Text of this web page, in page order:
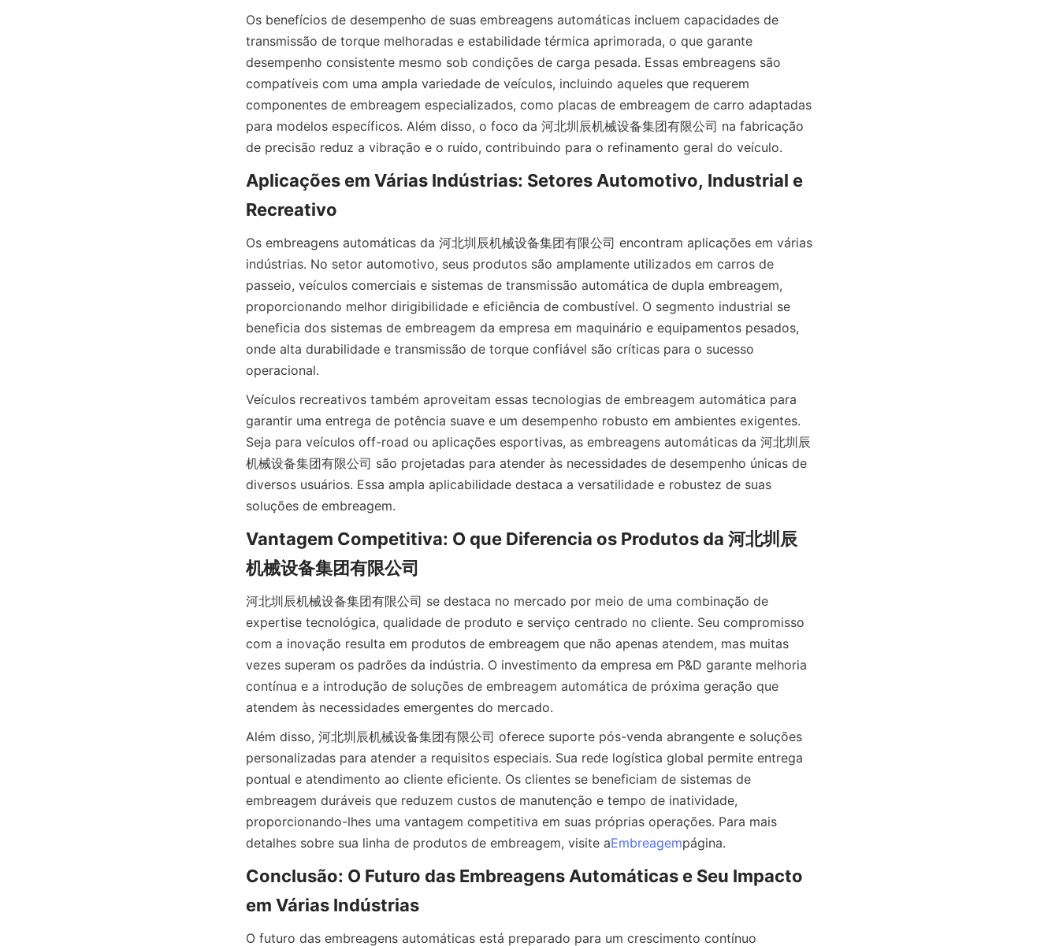
Os benefícios de desempenho de suas embreagens automáticas incluem capacidades de
transmissão de torque melhoradas e estabilidade térmica aprimorada, o que garante
desempenho consistente mesmo sob condições de carga pesada. Essas embreagens são
compatíveis com uma ampla variedade de veículos, incluindo aqueles que requerem
componentes de embreagem especializados, como placas de embreagem de carro adaptadas
para modelos específicos. Além disso, o foco da 河北圳辰机械设备集团有限公司 na fabricação
de precisão reduz a vibração e o ruído, contribuindo para o refinamento geral do veículo.
Aplicações em Várias Indústrias: Setores Automotivo, Industrial e
Recreativo
Os embreagens automáticas da 河北圳辰机械设备集团有限公司 encontram aplicações em várias
indústrias. No setor automotivo, seus produtos são amplamente utilizados em carros de
passeio, veículos comerciais e sistemas de transmissão automática de dupla embreagem,
proporcionando melhor dirigibilidade e eficiência de combustível. O segmento industrial se
beneficia dos sistemas de embreagem da empresa em maquinário e equipamentos pesados,
onde alta durabilidade e transmissão de torque confiável são críticas para o sucesso
operacional.
Veículos recreativos também aproveitam essas tecnologias de embreagem automática para
garantir uma entrega de potência suave e um desempenho robusto em ambientes exigentes.
Seja para veículos off-road ou aplicações esportivas, as embreagens automáticas da 河北圳辰
机械设备集团有限公司 são projetadas para atender às necessidades de desempenho únicas de
diversos usuários. Essa ampla aplicabilidade destaca a versatilidade e robustez de suas
soluções de embreagem.
Vantagem Competitiva: O que Diferencia os Produtos da 河北圳辰
机械设备集团有限公司
河北圳辰机械设备集团有限公司 se destaca no mercado por meio de uma combinação de
expertise tecnológica, qualidade de produto e serviço centrado no cliente. Seu compromisso
com a inovação resulta em produtos de embreagem que não apenas atendem, mas muitas
vezes superam os padrões da indústria. O investimento da empresa em P&D garante melhoria
contínua e a introdução de soluções de embreagem automática de próxima geração que
atendem às necessidades emergentes do mercado.
Além disso, 河北圳辰机械设备集团有限公司 oferece suporte pós-venda abrangente e soluções
personalizadas para atender a requisitos especiais. Sua rede logística global permite entrega
pontual e atendimento ao cliente eficiente. Os clientes se beneficiam de sistemas de
embreagem duráveis que reduzem custos de manutenção e tempo de inatividade,
proporcionando-lhes uma vantagem competitiva em suas próprias operações. Para mais
detalhes sobre sua linha de produtos de embreagem, visite aEmbreagempágina.
Conclusão: O Futuro das Embreagens Automáticas e Seu Impacto
em Várias Indústrias
O futuro das embreagens automáticas está preparado para um crescimento contínuo